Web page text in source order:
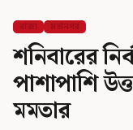
রাজ্য মহানগর
শনিবারের
পাশাপাশি
মমতার